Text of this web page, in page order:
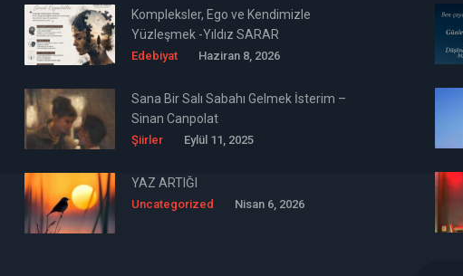
Kompleksler, Ego ve Kendimizle
Yüzleşmek -Yıldız SARAR
Edebiyat Haziran 8, 2026
Sana Bir Salı Sabahı Gelmek İsterim –
Sinan Canpolat
Şiirler Eylül 11, 2025
YAZ ARTIĞI
Uncategorized Nisan 6, 2026